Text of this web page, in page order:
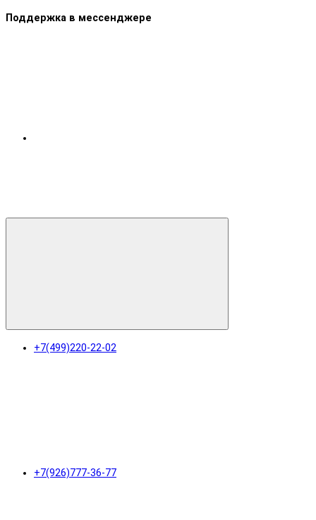
Поддержка в мессенджере
+7(499)220-22-02
+7(926)777-36-77